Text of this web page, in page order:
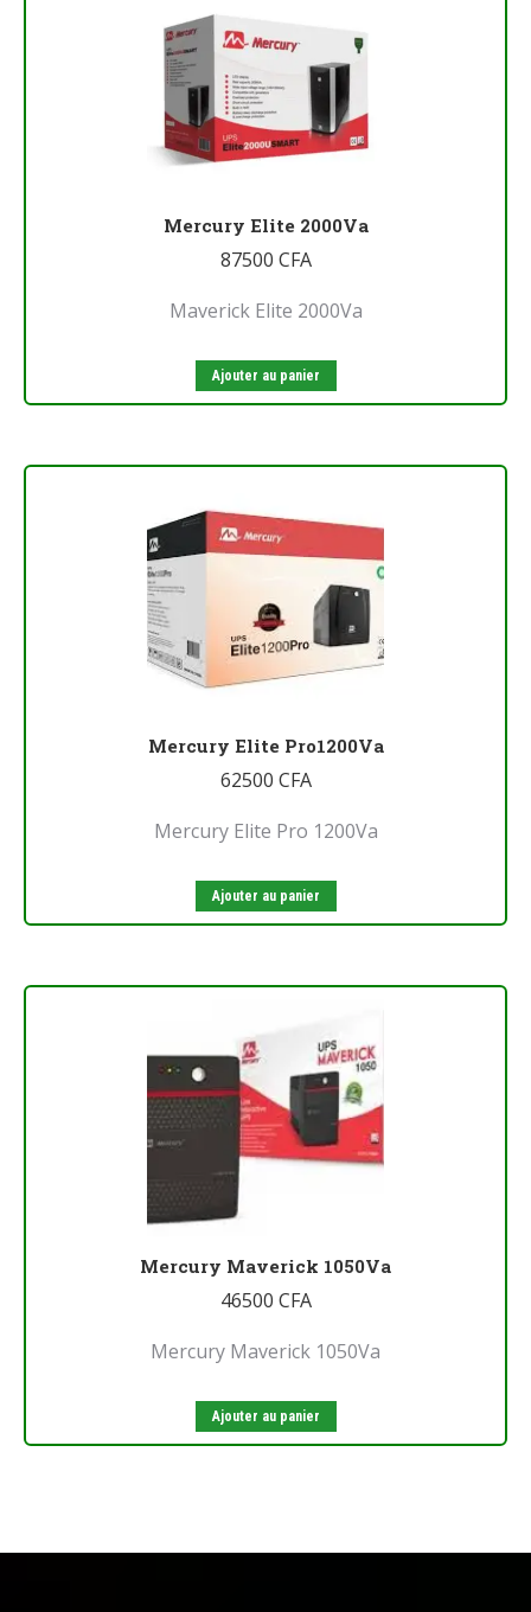
Mercury Elite 2000Va
87500 CFA
Maverick Elite 2000Va
Ajouter au panier
Mercury Elite Pro1200Va
62500 CFA
Mercury Elite Pro 1200Va
Ajouter au panier
Mercury Maverick 1050Va
46500 CFA
Mercury Maverick 1050Va
Ajouter au panier